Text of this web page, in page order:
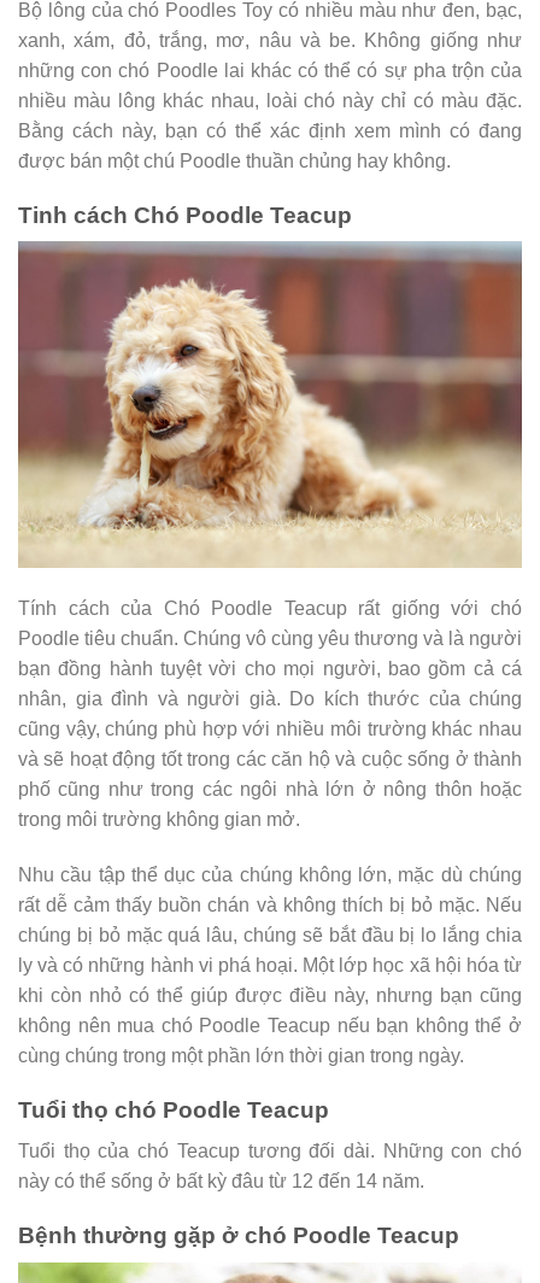
Bộ lông của chó Poodles Toy có nhiều màu như đen, bạc,
xanh, xám, đỏ, trắng, mơ, nâu và be. Không giống như
những con chó Poodle lai khác có thể có sự pha trộn của
nhiều màu lông khác nhau, loài chó này chỉ có màu đặc.
Bằng cách này, bạn có thể xác định xem mình có đang
được bán một chú Poodle thuần chủng hay không.
Tinh cách Chó Poodle Teacup
Tính cách của Chó Poodle Teacup rất giống với chó
Poodle tiêu chuẩn. Chúng vô cùng yêu thương và là người
bạn đồng hành tuyệt vời cho mọi người, bao gồm cả cá
nhân, gia đình và người già. Do kích thước của chúng
cũng vậy, chúng phù hợp với nhiều môi trường khác nhau
và sẽ hoạt động tốt trong các căn hộ và cuộc sống ở thành
phố cũng như trong các ngôi nhà lớn ở nông thôn hoặc
trong môi trường không gian mở.
Nhu cầu tập thể dục của chúng không lớn, mặc dù chúng
rất dễ cảm thấy buồn chán và không thích bị bỏ mặc. Nếu
chúng bị bỏ mặc quá lâu, chúng sẽ bắt đầu bị lo lắng chia
ly và có những hành vi phá hoại. Một lớp học xã hội hóa từ
khi còn nhỏ có thể giúp được điều này, nhưng bạn cũng
không nên mua chó Poodle Teacup nếu bạn không thể ở
cùng chúng trong một phần lớn thời gian trong ngày.
Tuổi thọ chó Poodle Teacup
Tuổi thọ của chó Teacup tương đối dài. Những con chó
này có thể sống ở bất kỳ đâu từ 12 đến 14 năm.
Bệnh thường gặp ở chó Poodle Teacup